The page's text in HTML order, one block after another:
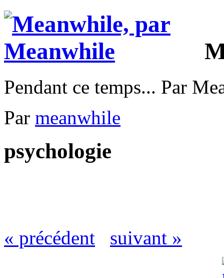
Pendant ce temps... Par
Par meanwhile
psychologie
« précédent suivant »